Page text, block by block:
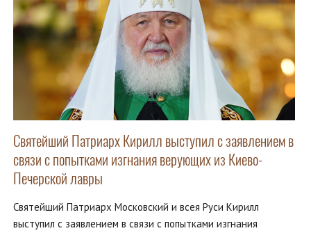
Святейший Патриарх Кирилл выступил с заявлением в
связи с попытками изгнания верующих из Киево-
Печерской лавры
Святейший Патриарх Московский и всея Руси Кирилл
выступил с заявлением в связи с попытками изгнания